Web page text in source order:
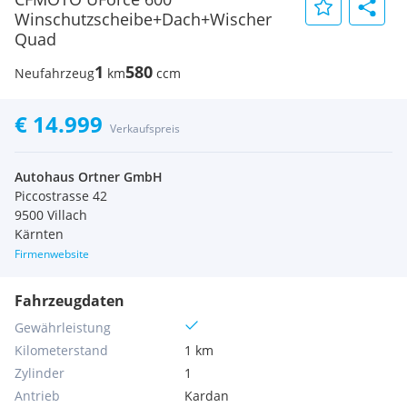
Winschutzscheibe+Dach+Wischer
Quad
Neufahrzeug1 km580 ccm
€ 14.999 Verkaufspreis
Autohaus Ortner GmbH
Piccostrasse 42
9500 Villach
Kärnten
Firmenwebsite
Fahrzeugdaten
Gewährleistung
Kilometerstand
1 km
Zylinder
1
Antrieb
Kardan